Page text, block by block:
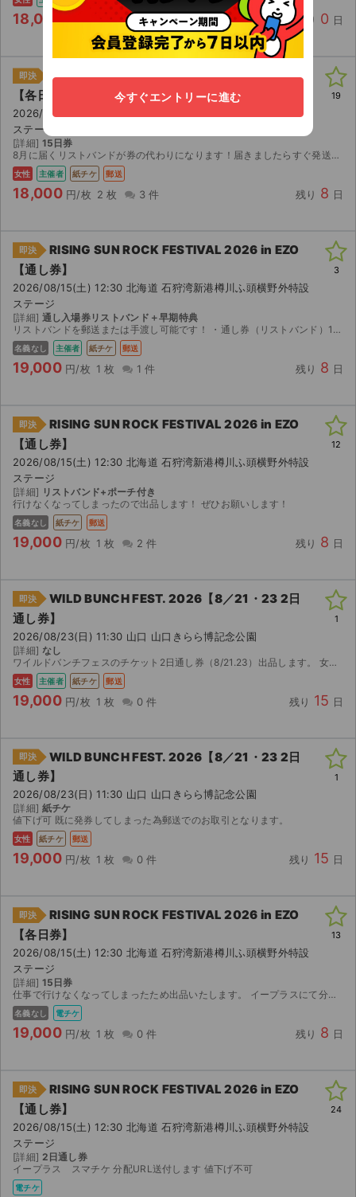
18,000 円/枚 2 枚 2 件 残り 0 日
即決
RISING SUN ROCK FESTIVAL 2026 in EZO
【各日券】
2026/08/15(土) 12:30 北海道 石狩湾新港樽川ふ頭横野外特設
ステージ
[詳細] 15日券
8月に届くリストバンドが券の代わりになります！届きましたらすぐ発送します
女性 主催者 紙チケ 郵送
18,000 円/枚 2 枚 3 件 残り 8 日
19
即決
RISING SUN ROCK FESTIVAL 2026 in EZO
【通し券】
2026/08/15(土) 12:30 北海道 石狩湾新港樽川ふ頭横野外特設
ステージ
[詳細] 通し入場券リストバンド＋早期特典
リストバンドを郵送または手渡し可能です！ ・通し券（リストバンド）1枚 ・早期特典もお付けします！ ・すでにリストバンドが手元にあります 【手渡し可能なエリア】 ・札幌エリア：札幌駅、大通駅...
名義なし 主催者 紙チケ 郵送
19,000 円/枚 1 枚 1 件 残り 8 日
3
即決
RISING SUN ROCK FESTIVAL 2026 in EZO
【通し券】
2026/08/15(土) 12:30 北海道 石狩湾新港樽川ふ頭横野外特設
ステージ
[詳細] リストバンド+ポーチ付き
行けなくなってしまったので出品します！ ぜひお願いします！
名義なし 紙チケ 郵送
19,000 円/枚 1 枚 2 件 残り 8 日
12
即決
WILD BUNCH FEST. 2026【8／21・23 2日
通し券】
2026/08/23(日) 11:30 山口 山口きらら博記念公園
[詳細] なし
ワイルドバンチフェスのチケット2日通し券（8/21.23）出品します。 女性名義で1枚です。 用事で行けなくなってしまったので出品いたします。 定価+手数料の金額よりもお安く出品し...
女性 主催者 紙チケ 郵送
19,000 円/枚 1 枚 0 件 残り 15 日
1
即決
WILD BUNCH FEST. 2026【8／21・23 2日
通し券】
2026/08/23(日) 11:30 山口 山口きらら博記念公園
[詳細] 紙チケ
値下げ可 既に発券してしまった為郵送でのお取引となります。
女性 紙チケ 郵送
19,000 円/枚 1 枚 0 件 残り 15 日
1
即決
RISING SUN ROCK FESTIVAL 2026 in EZO
【各日券】
2026/08/15(土) 12:30 北海道 石狩湾新港樽川ふ頭横野外特設
ステージ
[詳細] 15日券
仕事で行けなくなってしまったため出品いたします。 イープラスにて分配いたします。
名義なし 電チケ
19,000 円/枚 1 枚 0 件 残り 8 日
13
即決
RISING SUN ROCK FESTIVAL 2026 in EZO
【通し券】
2026/08/15(土) 12:30 北海道 石狩湾新港樽川ふ頭横野外特設
ステージ
[詳細] 2日通し券
イープラス スマチケ 分配URL送付します 値下げ不可
電チケ
24
今すぐエントリーに進む